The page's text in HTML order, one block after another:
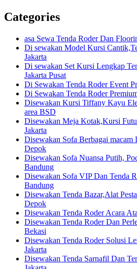
Categories
asa Sewa Tenda Roder Dan
Di sewakan Model Kursi
Jakarta
Di sewakan Set Kursi Lengkap
Jakarta Pusat
Di Sewakan Tenda Roder Event
Di Sewakan Tenda Roder
Disewakan Kursi Tiffany Kayu
area BSD
Disewakan Meja Kotak,Kursi
Jakarta
Disewakan Sofa Berbagai macam
Depok
Disewakan Sofa Nuansa Putih,
Bandung
Disewakan Sofa VIP Dan Tenda
Bandung
Disewakan Tenda Bazar,Alat
Depok
Disewakan Tenda Roder Acara
Disewakan Tenda Roder Dan
Bekasi
Disewakan Tenda Roder Solusi
Jakarta
Disewakan Tenda Sarnafil Dan